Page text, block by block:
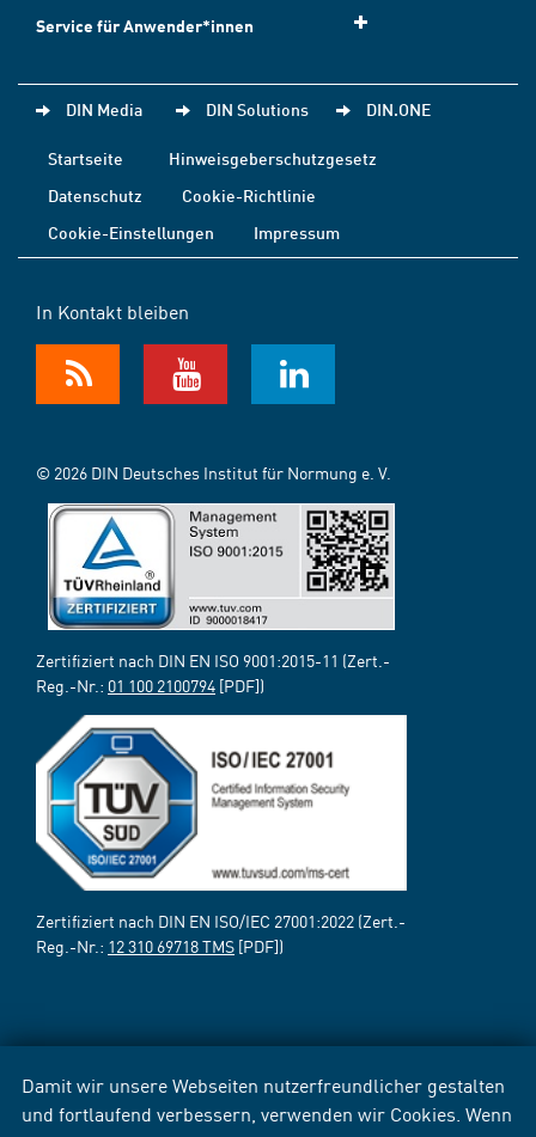
Damit wir unsere Webseiten nutzerfreundlicher gestalten
und fortlaufend verbessern, verwenden wir Cookies. Wenn
Service für Anwender*innen
DIN Media DIN Solutions DIN.ONE
Startseite
Hinweisgeberschutzgesetz
Datenschutz
Cookie-Richtlinie
Cookie-Einstellungen
Impressum
In Kontakt bleiben
© 2026 DIN Deutsches Institut für Normung e. V.
Zertifiziert nach DIN EN ISO 9001:2015-11 (Zert.-
Reg.-Nr.: 01 100 2100794 [PDF])
Zertifiziert nach DIN EN ISO/IEC 27001:2022 (Zert.-
Reg.-Nr.: 12 310 69718 TMS [PDF])